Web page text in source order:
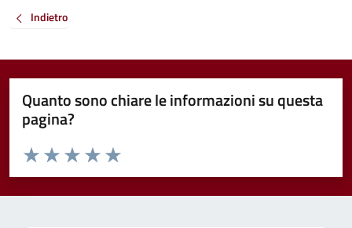
Indietro
Quanto sono chiare le informazioni su questa
pagina?
Valuta da 1 a 5 stelle la pagina
Valuta 5 stelle su 5
Valuta 4 stelle su 5
Valuta 3 stelle su 5
Valuta 2 stelle su 5
Valuta 1 stelle su 5